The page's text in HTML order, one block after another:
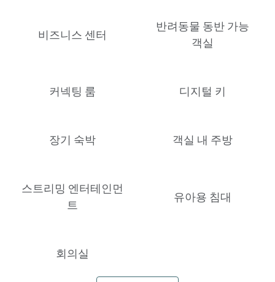
비즈니스 센터
반려동물 동반 가능
객실
커넥팅 룸 디지털 키
장기 숙박 객실 내 주방
스트리밍 엔터테인먼
트
유아용 침대
회의실